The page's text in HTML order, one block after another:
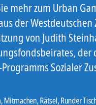
mehr zum Urban
der Westdeutschen
von Judith
der
Sozialer
,Mitmachen,Rätsel,Runder